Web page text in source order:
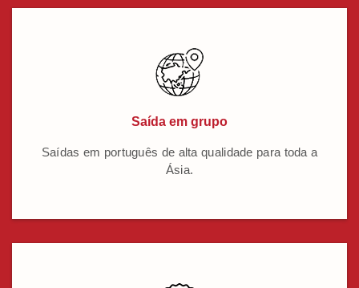
Saída em grupo
Saídas em português de alta qualidade para toda a
Ásia.